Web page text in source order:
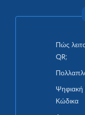
Πώς
QR;
Ψηφιακή
Κώδικα